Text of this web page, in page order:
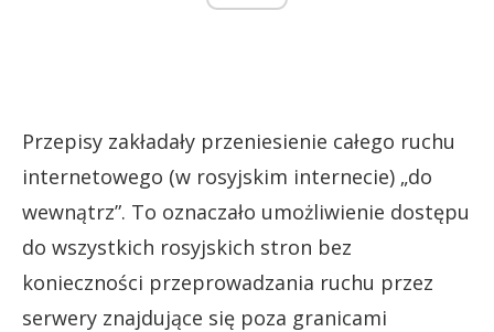
Przepisy zakładały przeniesienie całego ruchu
internetowego (w rosyjskim internecie) „do
wewnątrz”. To oznaczało umożliwienie dostępu
do wszystkich rosyjskich stron bez
konieczności przeprowadzania ruchu przez
serwery znajdujące się poza granicami